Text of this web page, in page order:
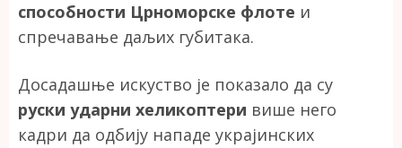
способности Црноморске флоте и
спречавање даљих губитака.
Досадашње искуство је показало да су
руски ударни хеликоптери више него
кадри да одбију нападе украјинских